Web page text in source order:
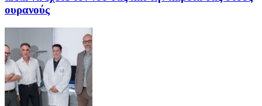
ουρανούς